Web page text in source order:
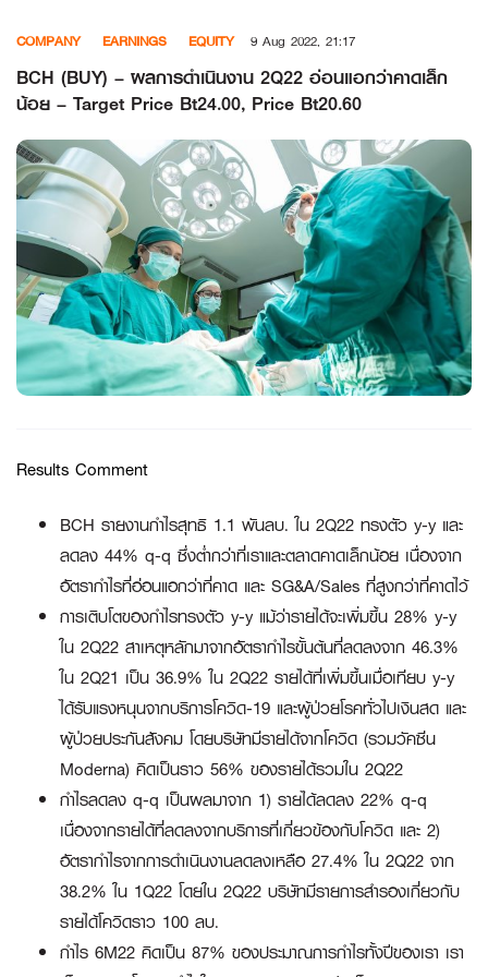
content
COMPANY EARNINGS EQUITY 9 Aug 2022, 21:17
BCH (BUY) – ผลการดำเนินงาน 2Q22 อ่อนแอกว่าคาดเล็ก
น้อย – Target Price Bt24.00, Price Bt20.60
Results Comment
BCH รายงานกำไรสุทธิ 1.1 พันลบ. ใน 2Q22 ทรงตัว y-y และ
ลดลง 44% q-q ซึ่งต่ำกว่าที่เราและตลาดคาดเล็กน้อย เนื่องจาก
อัตรากำไรที่อ่อนแอกว่าที่คาด และ SG&A/Sales ที่สูงกว่าที่คาดไว้
การเติบโตของกำไรทรงตัว y-y แม้ว่ารายได้จะเพิ่มขึ้น 28% y-y
ใน 2Q22 สาเหตุหลักมาจากอัตรากำไรขั้นต้นที่ลดลงจาก 46.3%
ใน 2Q21 เป็น 36.9% ใน 2Q22 รายได้ที่เพิ่มขึ้นเมื่อเทียบ y-y
ได้รับแรงหนุนจากบริการโควิด-19 และผู้ป่วยโรคทั่วไปเงินสด และ
ผู้ป่วยประกันสังคม โดยบริษัทมีรายได้จากโควิด (รวมวัคซีน
Moderna) คิดเป็นราว 56% ของรายได้รวมใน 2Q22
กำไรลดลง q-q เป็นผลมาจาก 1) รายได้ลดลง 22% q-q
เนื่องจากรายได้ที่ลดลงจากบริการที่เกี่ยวข้องกับโควิด และ 2)
อัตรากำไรจากการดำเนินงานลดลงเหลือ 27.4% ใน 2Q22 จาก
38.2% ใน 1Q22 โดยใน 2Q22 บริษัทมีรายการสำรองเกี่ยวกับ
รายได้โควิดราว 100 ลบ.
กำไร 6M22 คิดเป็น 87% ของประมาณการกำไรทั้งปีของเรา เรา